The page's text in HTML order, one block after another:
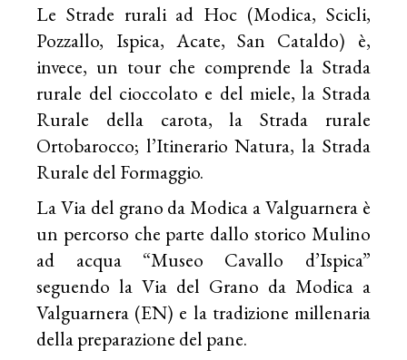
Le Strade rurali ad Hoc (Modica, Scicli,
Pozzallo, Ispica, Acate, San Cataldo) è,
invece, un tour che comprende la Strada
rurale del cioccolato e del miele, la Strada
Rurale della carota, la Strada rurale
Ortobarocco; l’Itinerario Natura, la Strada
Rurale del Formaggio.
La Via del grano da Modica a Valguarnera è
un percorso che parte dallo storico Mulino
ad acqua “Museo Cavallo d’Ispica”
seguendo la Via del Grano da Modica a
Valguarnera (EN) e la tradizione millenaria
della preparazione del pane.